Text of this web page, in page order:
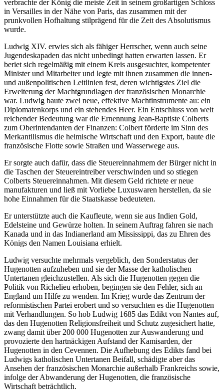
verbrachte der König die meiste Zeit in seinem großartigen Schloss
in Versailles in der Nähe von Paris, das zusammen mit der
prunkvollen Hofhaltung stilprägend für die Zeit des Absolutismus
wurde.
Ludwig XIV. erwies sich als fähiger Herrscher, wenn auch seine
Jugendeskapaden das nicht unbedingt hatten erwarten lassen. Er
beriet sich regelmäßig mit einem Kreis ausgesuchter, kompetenter
Minister und Mitarbeiter und legte mit ihnen zusammen die innen-
und außenpolitischen Leitlinien fest, deren wichtigstes Ziel die
Erweiterung der Machtgrundlagen der französischen Monarchie
war. Ludwig baute zwei neue, effektive Machtinstrumente au: ein
Diplomatenkorps und ein stehendes Heer. Ein Entschluss von weit
reichender Bedeutung war die Ernennung Jean-Baptiste Colberts
zum Oberintendanten der Finanzen: Colbert förderte im Sinn des
Merkantilismus die heimische Wirtschaft und den Export, baute die
französische Flotte sowie Straßen und Wasserwege aus.
Er sorgte auch dafür, dass die Steuereinnahmem der Bürger nicht in
die Taschen der Steuereintreiber verschwinden und so stiegen
Colberts Steuereinnahmen. Mit diesem Geld richtete er neue
manufakturen und ließ mit Vorliebe Luxuswaren herstellen, da sie
hohe Einnahmen für die Staatskasse bedeuteten.
Er unterstützte auch die Kaufleute, wenn sie aus Indien Gold,
Edelsteine und Gewürze holten. In seinem Auftrag fahren sie nach
Kanada und in das Indianerland am Mississippi, das zu Ehren des
Königs den Namen Louisiana erhielt.
Ludwig versuchte mehrmals vergeblich, den Sonderstatus der
Hugenotten aufzuheben und sie der Masse der katholischen
Untertanen gleichzustellen. Als sich die Hugenotten gegen die
Politik von Richelieu erhoben, begingen sie den Fehler, sich an
England um Hilfe zu wenden. Im Krieg wurde das Zentrum der
reformistischen Partei erobert und so versuchten es die Hugenotten
mit Verhandlungen. So hob Ludwig 1685 das Edikt von Nantes auf,
das den Hugenotten Religionsfreiheit und Schutz zugesichert hatte,
zwang damit über 200 000 Hugenotten zur Auswanderung und
provozierte den hartnäckigen Aufstand der Kamisarden, der
Hugenotten in den Cevennen. Die Aufhebung des Edikts fand bei
Ludwigs katholischen Untertanen Beifall, schädigte aber das
Ansehen der französischen Monarchie außerhalb Frankreichs sowie,
infolge der Abwanderung der Hugenotten, die französische
Wirtschaft beträchtlich.